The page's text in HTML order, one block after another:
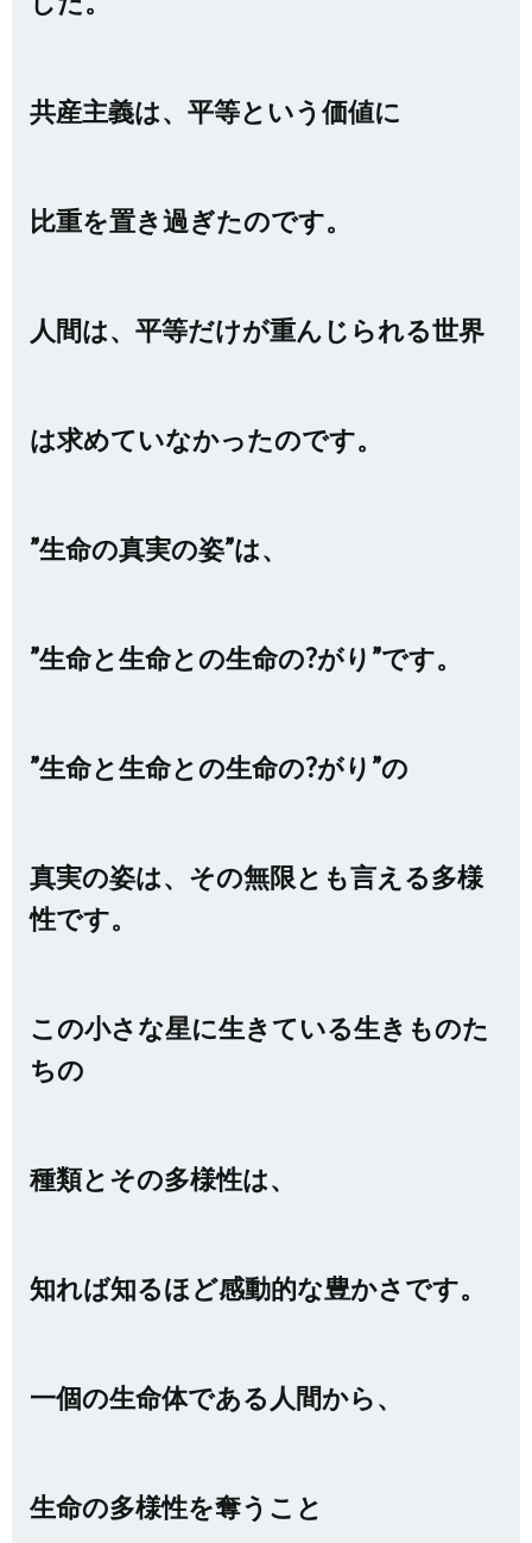
共産主義は、平等という価値に
比重を置き過ぎたのです。
人間は、平等だけが重んじられる世界
は求めていなかったのです。
”生命の真実の姿”は、
”生命と生命との生命の?がり”です。
”生命と生命との生命の?がり”の
真実の姿は、その無限とも言える多様
性です。
この小さな星に生きている生きものた
ちの
種類とその多様性は、
知れば知るほど感動的な豊かさです。
一個の生命体である人間から、
生命の多様性を奪うこと